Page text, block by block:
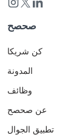
صحصح
كن شريكا
المدونة
وظائف
عن صحصح
تطبيق الجوال